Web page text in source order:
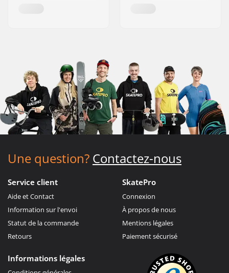
Une question? Contactez-nous
Service client
Aide et Contact
Information sur l'envoi
Statut de la commande
Retours
SkatePro
Connexion
À propos de nous
Mentions légales
Paiement sécurisé
Informations légales